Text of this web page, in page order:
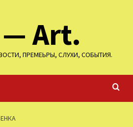
Art.
ПРЕМЕЬРЫ, СЛУХИ, СОБЫТИЯ.